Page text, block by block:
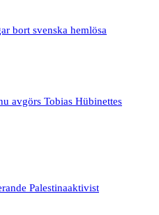
bort svenska hemlösa
avgörs Tobias Hübinettes
Palestinaaktivist